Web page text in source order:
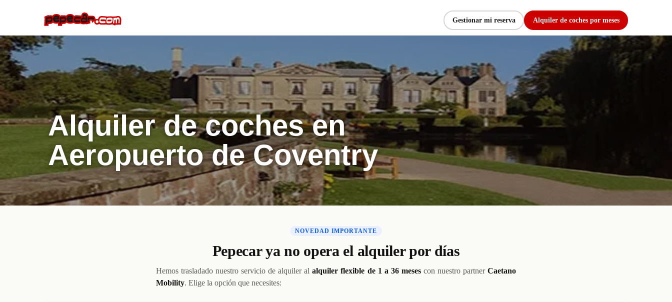
Gestionar mi reserva Alquiler de coches por meses
Alquiler de coches en
Aeropuerto de Coventry
NOVEDAD IMPORTANTE
Pepecar ya no opera el alquiler por días
Hemos trasladado nuestro servicio de alquiler alalquiler flexible de 1 a 36 mesescon nuestro partnerCaetano
Mobility. Elige la opción que necesites: